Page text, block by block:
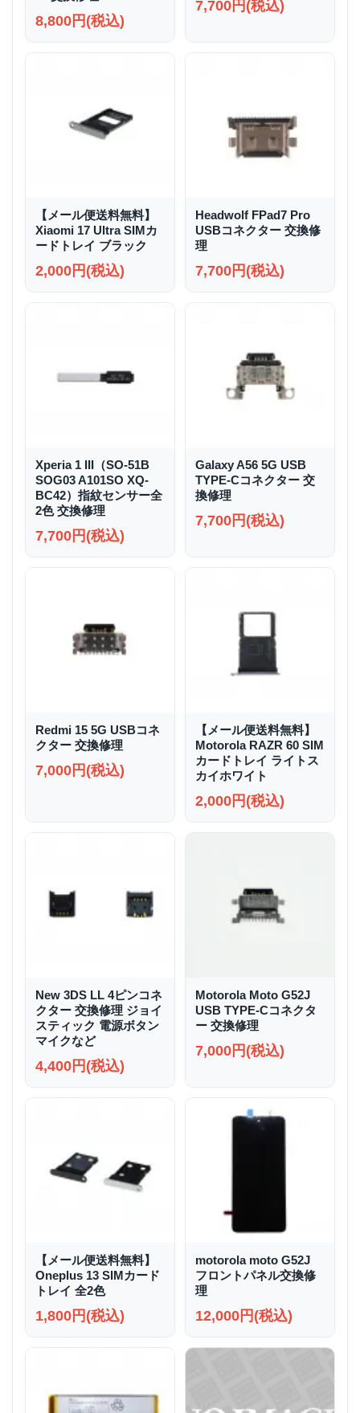
8,800円(税込)
7,700円(税込)
【メール便送料無料】
Xiaomi 17 Ultra SIMカ
ードトレイ ブラック
2,000円(税込)
Headwolf FPad7 Pro
USBコネクター 交換修
理
7,700円(税込)
Xperia 1 III（SO-51B
SOG03 A101SO XQ-
BC42）指紋センサー全
2色 交換修理
7,700円(税込)
Galaxy A56 5G USB
TYPE-Cコネクター 交
換修理
7,700円(税込)
Redmi 15 5G USBコネ
クター 交換修理
7,000円(税込)
【メール便送料無料】
Motorola RAZR 60 SIM
カードトレイ ライトス
カイホワイト
2,000円(税込)
New 3DS LL 4ピンコネ
クター 交換修理 ジョイ
スティック 電源ボタン
マイクなど
4,400円(税込)
Motorola Moto G52J
USB TYPE-Cコネクタ
ー 交換修理
7,000円(税込)
【メール便送料無料】
Oneplus 13 SIMカード
トレイ 全2色
1,800円(税込)
motorola moto G52J
フロントパネル交換修
理
12,000円(税込)